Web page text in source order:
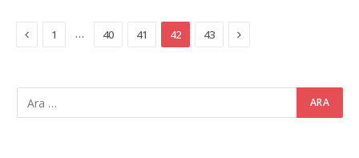
Previous
1 … 40 41 42 43 Next